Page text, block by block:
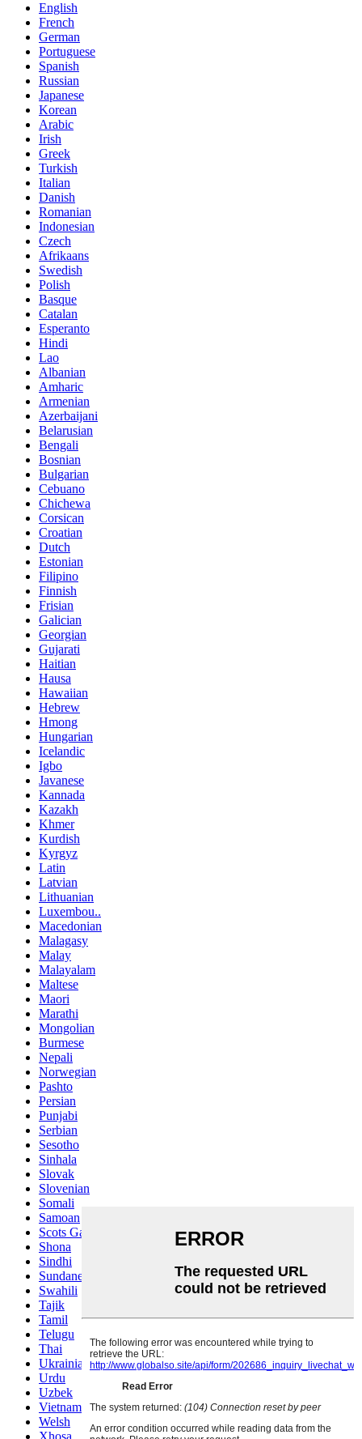
English
French
German
Portuguese
Spanish
Russian
Japanese
Korean
Arabic
Irish
Greek
Turkish
Italian
Danish
Romanian
Indonesian
Czech
Afrikaans
Swedish
Polish
Basque
Catalan
Esperanto
Hindi
Lao
Albanian
Amharic
Armenian
Azerbaijani
Belarusian
Bengali
Bosnian
Bulgarian
Cebuano
Chichewa
Corsican
Croatian
Dutch
Estonian
Filipino
Finnish
Frisian
Galician
Georgian
Gujarati
Haitian
Hausa
Hawaiian
Hebrew
Hmong
Hungarian
Icelandic
Igbo
Javanese
Kannada
Kazakh
Khmer
Kurdish
Kyrgyz
Latin
Latvian
Lithuanian
Luxembou..
Macedonian
Malagasy
Malay
Malayalam
Maltese
Maori
Marathi
Mongolian
Burmese
Nepali
Norwegian
Pashto
Persian
Punjabi
Serbian
Sesotho
Sinhala
Slovak
Slovenian
Somali
Samoan
Scots Gaelic
Shona
Sindhi
Sundanese
Swahili
Tajik
Tamil
Telugu
Thai
Ukrainian
Urdu
Uzbek
Vietnamese
Welsh